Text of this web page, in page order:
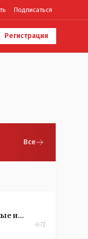
Подписаться
Регистрация
Все
и
72